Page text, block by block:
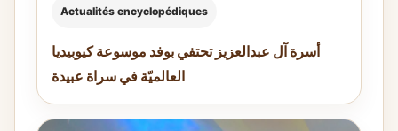
Actualités encyclopédiques
أسرة آل عبدالعزيز تحتفي بوفد موسوعة كيوبيديا
العالميّة في سراة عبيدة